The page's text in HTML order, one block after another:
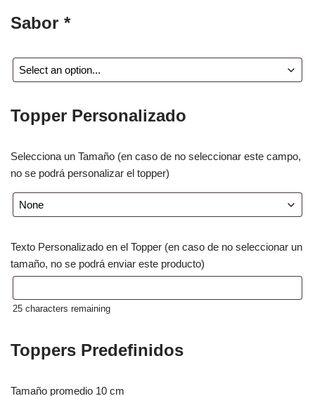
Sabor *
Topper Personalizado
Selecciona un Tamaño (en caso de no seleccionar este campo,
no se podrá personalizar el topper)
Texto Personalizado en el Topper (en caso de no seleccionar un
tamaño, no se podrá enviar este producto)
25 characters remaining
Toppers Predefinidos
Tamaño promedio 10 cm